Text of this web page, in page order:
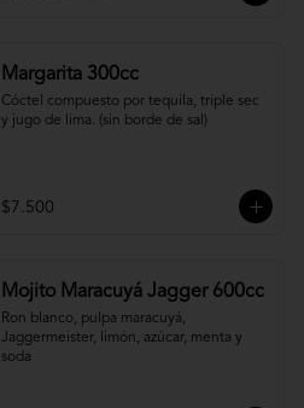
Margarita 300cc
Cóctel compuesto por tequila, triple sec
y jugo de lima. (sin borde de sal)
$7.500
Mojito Maracuyá Jagger 600cc
Ron blanco, pulpa maracuyá,
Jaggermeister, limón, azúcar, menta y
soda